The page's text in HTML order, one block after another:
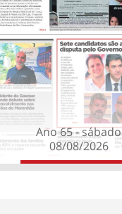
Ano 65 - sábado
08/08/2026